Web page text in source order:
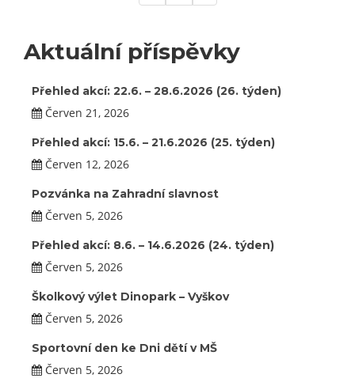
Aktuální příspěvky
Přehled akcí: 22.6. – 28.6.2026 (26. týden)
Červen 21, 2026
Přehled akcí: 15.6. – 21.6.2026 (25. týden)
Červen 12, 2026
Pozvánka na Zahradní slavnost
Červen 5, 2026
Přehled akcí: 8.6. – 14.6.2026 (24. týden)
Červen 5, 2026
Školkový výlet Dinopark – Vyškov
Červen 5, 2026
Sportovní den ke Dni dětí v MŠ
Červen 5, 2026